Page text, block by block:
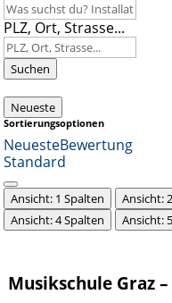
PLZ, Ort, Strasse...
Suchen
Neueste
Sortierungsoptionen
NeuesteBewertung
Standard
Ansicht: 1 Spalten Ansicht:
Ansicht: 4 Spalten
Ansicht:
Musikschule Graz